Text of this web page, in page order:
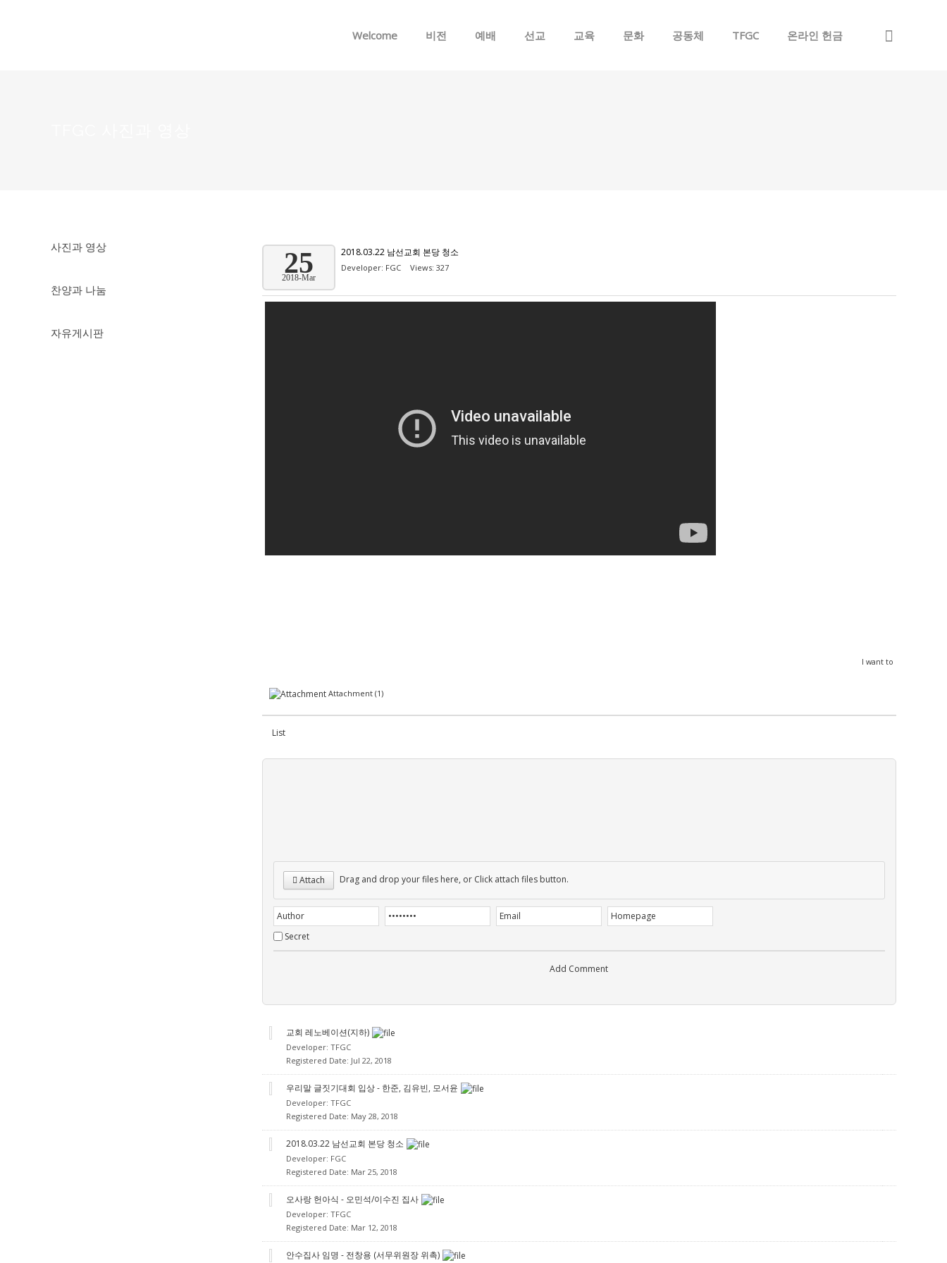
Welcome 비전 예배 선교 교육 문화 공동체 TFGC 온라인 헌금
사진과 영상
찬양과 나눔
자유게시판
25
2018-Mar
2018.03.22 남선교회 본당 청소
Developer: FGC Views: 327
I want to
Attachment (1)
List
Attach Drag and drop your files here, or Click attach files button.
Secret
교회 레노베이션(지하)
Developer: TFGC
Registered Date: Jul 22, 2018
우리말 글짓기대회 입상 - 한준, 김유빈, 모서윤
Developer: TFGC
Registered Date: May 28, 2018
2018.03.22 남선교회 본당 청소
Developer: FGC
Registered Date: Mar 25, 2018
오사랑 헌아식 - 오민석/이수진 집사
Developer: TFGC
Registered Date: Mar 12, 2018
안수집사 임명 - 전창용 (서무위원장 위촉)